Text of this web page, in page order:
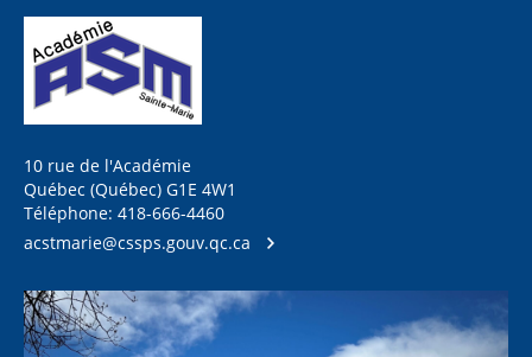
10 rue de l'Académie
Québec (Québec) G1E 4W1
Téléphone: 418-666-4460
acstmarie@cssps.gouv.qc.ca